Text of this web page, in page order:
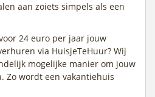
aan zoiets simpels als een
24 euro per jaar jouw
via HuisjeTeHuur? Wij
mogelijke manier om jouw
Zo wordt een vakantiehuis